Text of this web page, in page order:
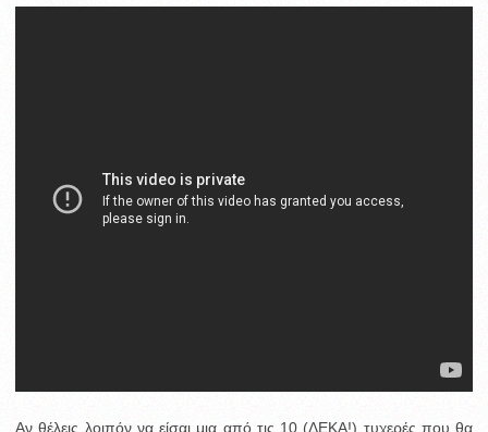
Αν θέλεις λοιπόν να είσαι μια από τις 10 (ΔΕΚΑ!) τυχερές που θα